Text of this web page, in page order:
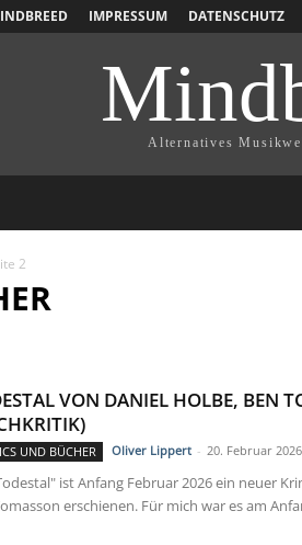
IMPRESSUM DATENSCHUTZ
Alternatives
2
VON DANIEL HOLBE, BEN
UND BÜCHER Oliver Lippert - 20. Februar 2026
ist Anfang Februar 2026 ein neuer
erschienen. Für mich war es am